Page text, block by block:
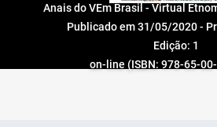
Anais do VEm Brasil - Virtual
Publicado em 31/05/2020 -
Edição: 1
on-line (ISBN: 978-65-